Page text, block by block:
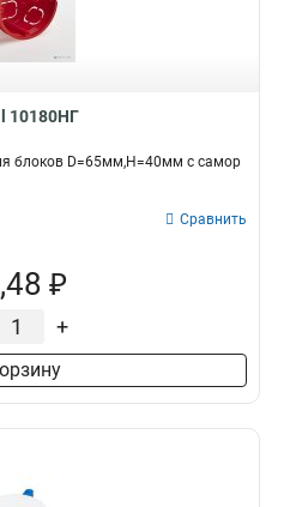
10180НГ
блоков D=65мм,H=40мм с самор
Сравнить
₽
+